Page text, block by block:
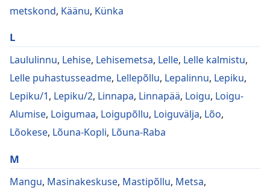
metskond, Käänu, Künka
L
Laululinnu, Lehise, Lehisemetsa, Lelle, Lelle kalmistu,
Lelle puhastusseadme, Lellepõllu, Lepalinnu, Lepiku,
Lepiku/1, Lepiku/2, Linnapa, Linnapää, Loigu, Loigu-
Alumise, Loigumaa, Loigupõllu, Loiguvälja, Lõo,
Lõokese, Lõuna-Kopli, Lõuna-Raba
M
Mangu, Masinakeskuse, Mastipõllu, Metsa,